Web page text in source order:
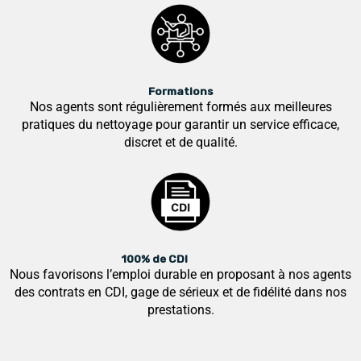
Formations
Nos agents sont régulièrement formés aux meilleures
pratiques du nettoyage pour garantir un service efficace,
discret et de qualité.
100% de CDI
Nous favorisons l’emploi durable en proposant à nos agents
des contrats en CDI, gage de sérieux et de fidélité dans nos
prestations.